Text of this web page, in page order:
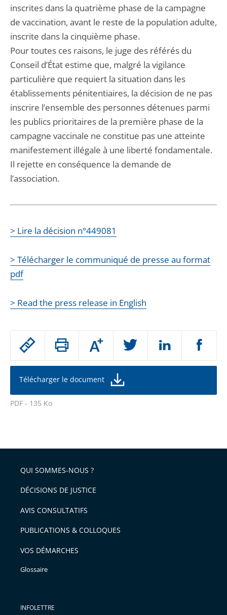
Passer
partage
de
l'article
pour
Augmenter
ou
la
de
police
Télécharger le document
PDF - 135 Ko
l'article
pour
avant
inscrites dans la quatrième phase de la campagne
de vaccination, avant le reste de la population adulte,
inscrite dans la cinquième phase.
Pour toutes ces raisons, le juge des référés du
Conseil d’État estime que, malgré la vigilance
particulière que requiert la situation dans les
établissements pénitentiaires, la décision de ne pas
inscrire l’ensemble des personnes détenues parmi
les publics prioritaires de la première phase de la
campagne vaccinale ne constitue pas une atteinte
manifestement illégale à une liberté fondamentale.
Il rejette en conséquence la demande de
l’association.
> Lire la décision n°449081
> Télécharger le communiqué de presse au format
pdf
> Read the press release in English
QUI SOMMES-NOUS ?
DÉCISIONS DE JUSTICE
AVIS CONSULTATIFS
PUBLICATIONS & COLLOQUES
VOS DÉMARCHES
Glossaire
INFOLETTRE